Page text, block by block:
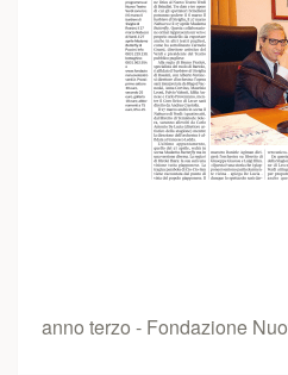
anno terzo - Fondazione